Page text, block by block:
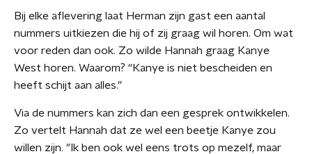
Bij elke aflevering laat Herman zijn gast een aantal
nummers uitkiezen die hij of zij graag wil horen. Om wat
voor reden dan ook. Zo wilde Hannah graag Kanye
West horen. Waarom? “Kanye is niet bescheiden en
heeft schijt aan alles.”
Via de nummers kan zich dan een gesprek ontwikkelen.
Zo vertelt Hannah dat ze wel een beetje Kanye zou
willen zijn. "Ik ben ook wel eens trots op mezelf, maar